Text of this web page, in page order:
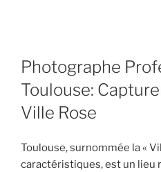
Photographe
Toulouse:
Ville Rose
Toulouse, surnommée la «
caractéristiques, est un lieu